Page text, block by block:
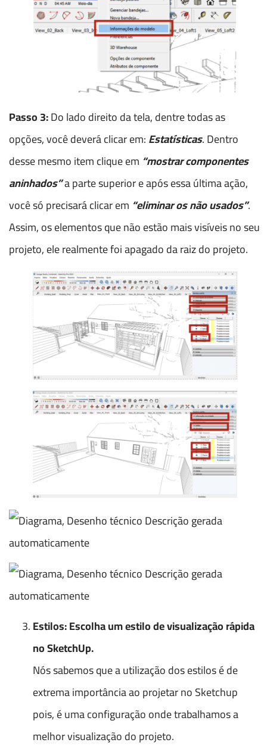
Passo 3:Do lado direito da tela, dentre todas as
opções, você deverá clicar em:Estatísticas. Dentro
desse mesmo item clique em “mostrar componentes
aninhados”a parte superior e após essa última ação,
você só precisará clicar em “eliminar os não usados”.
Assim, os elementos que não estão mais visíveis no seu
projeto, ele realmente foi apagado da raiz do projeto.
Estilos: Escolha um estilo de visualização rápida
no SketchUp.
Nós sabemos que a utilização dos estilos é de
extrema importância ao projetar no Sketchup
pois, é uma configuração onde trabalhamos a
melhor visualização do projeto.